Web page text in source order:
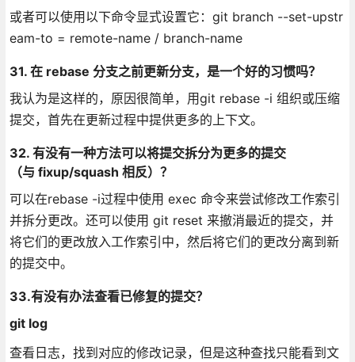
或者可以使用以下命令显式设置它：git branch --set-upstr
eam-to = remote-name / branch-name
31. 在 rebase 分支之前更新分支，是一个好的习惯吗？
我认为是这样的，原因很简单，用git rebase -i 组织或压缩
提交，首先在更新过程中提供更多的上下文。
32. 有没有一种方法可以将提交拆分为更多的提交
（与 fixup/squash 相反）？
可以在rebase -i过程中使用 exec 命令来尝试修改工作索引
并拆分更改。还可以使用 git reset 来撤消最近的提交，并
将它们的更改放入工作索引中，然后将它们的更改分离到新
的提交中。
33.有没有办法查看已修复的提交？
git log
查看日志，找到对应的修改记录，但是这种查找只能看到文